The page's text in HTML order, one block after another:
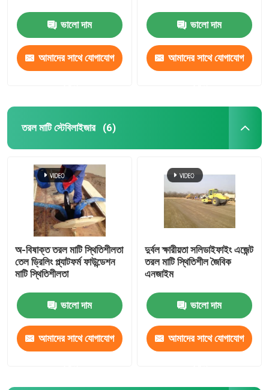
ভালো দাম
আমাদের সাথে যোগাযোগ
ভালো দাম
আমাদের সাথে যোগাযোগ
তরল মাটি স্টেবিলাইজার (6)
অ-বিষাক্ত তরল মাটি স্থিতিশীলতা
তেল ড্রিলিং প্ল্যাটফর্ম ফাউন্ডেশন
মাটি স্থিতিশীলতা
ভালো দাম
আমাদের সাথে যোগাযোগ
দুর্বল ক্ষারীয়তা সলিডাইফাইং এজেন্ট
তরল মাটি স্থিতিশীল জৈবিক
এনজাইম
ভালো দাম
আমাদের সাথে যোগাযোগ